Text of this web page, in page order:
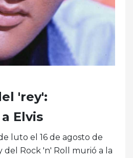
'rey':
Elvis
luto el 16 de agosto de
del Rock 'n' Roll murió a la